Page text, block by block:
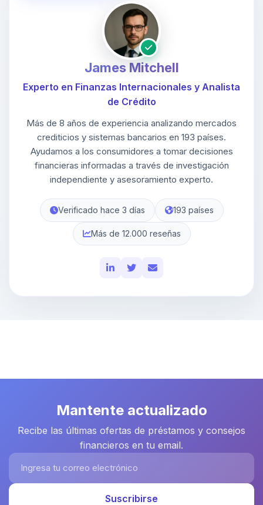
James Mitchell
Experto en Finanzas Internacionales y Analista
de Crédito
Más de 8 años de experiencia analizando mercados
crediticios y sistemas bancarios en 193 países.
Ayudamos a los consumidores a tomar decisiones
financieras informadas a través de investigación
independiente y asesoramiento experto.
Verificado hace 3 días 193 países
Más de 12.000 reseñas
Mantente actualizado
Recibe las últimas ofertas de préstamos y consejos
financieros en tu email.
Ingresa tu correo electrónico
Suscribirse